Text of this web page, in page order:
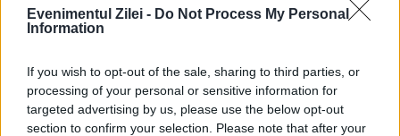
Evenimentul Zilei - Do Not Process My Personal
Information
If you wish to opt-out of the sale, sharing to third parties, or
processing of your personal or sensitive information for
targeted advertising by us, please use the below opt-out
section to confirm your selection. Please note that after your
În așteptarea nedoriților refugiați |
CHIRURGUL POLITIC